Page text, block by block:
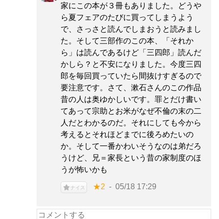
家にこの本が３冊もありました。どうや
ら夏フェアのたびに買ってしまうよう
で、さっさと読んでしまおうと読みまし
た。そして三部作のこの本、「それか
ら」は読んであるけど「三四郎」読んだ
かしら？と不安になりました。今度三四
郎を毎回買っていたら間抜けすぎるので
要注意です。さて、漱石さんのこの作品
昔の人は奥ゆかしいです。罪とだけ書い
てあって宗助とお米がなぜ不倫の末の二
人だとわかるのだ。それにしても今から
考えるとそれほどまでに後ろめたいの
か。そして一番かわいそうなのは弟だろ
うけど、兄＝家長という昔の家制度のほ
うが怖いかも
ナイス ★2 05/18 17:29